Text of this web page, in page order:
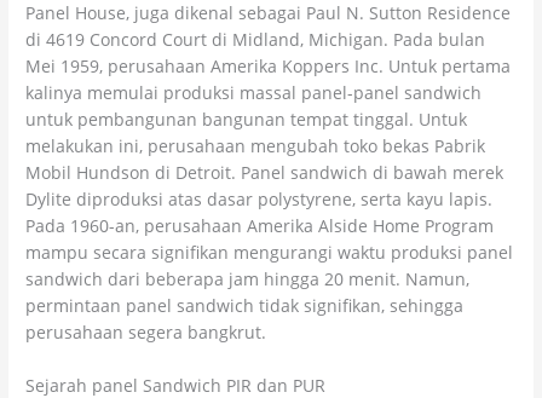
Panel House, juga dikenal sebagai Paul N. Sutton Residence
di 4619 Concord Court di Midland, Michigan. Pada bulan
Mei 1959, perusahaan Amerika Koppers Inc. Untuk pertama
kalinya memulai produksi massal panel-panel sandwich
untuk pembangunan bangunan tempat tinggal. Untuk
melakukan ini, perusahaan mengubah toko bekas Pabrik
Mobil Hundson di Detroit. Panel sandwich di bawah merek
Dylite diproduksi atas dasar polystyrene, serta kayu lapis.
Pada 1960-an, perusahaan Amerika Alside Home Program
mampu secara signifikan mengurangi waktu produksi panel
sandwich dari beberapa jam hingga 20 menit. Namun,
permintaan panel sandwich tidak signifikan, sehingga
perusahaan segera bangkrut.
Sejarah panel Sandwich PIR dan PUR